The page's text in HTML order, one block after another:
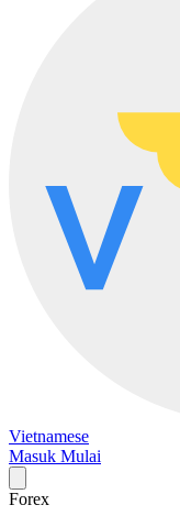
Vietnamese
Masuk Mulai
Forex